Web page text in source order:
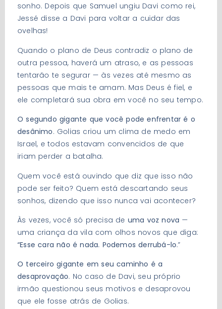
sonho. Depois que Samuel ungiu Davi como rei,
Jessé disse a Davi para voltar a cuidar das
ovelhas!
Quando o plano de Deus contradiz o plano de
outra pessoa, haverá um atraso, e as pessoas
tentarão te segurar — às vezes até mesmo as
pessoas que mais te amam. Mas Deus é fiel, e
ele completará sua obra em você no seu tempo.
O segundo gigante que você pode enfrentar é o
desânimo. Golias criou um clima de medo em
Israel, e todos estavam convencidos de que
iriam perder a batalha.
Quem você está ouvindo que diz que isso não
pode ser feito? Quem está descartando seus
sonhos, dizendo que isso nunca vai acontecer?
Às vezes, você só precisa de uma voz nova —
uma criança da vila com olhos novos que diga:
“Esse cara não é nada. Podemos derrubá-lo.”
O terceiro gigante em seu caminho é a
desaprovação. No caso de Davi, seu próprio
irmão questionou seus motivos e desaprovou
que ele fosse atrás de Golias.